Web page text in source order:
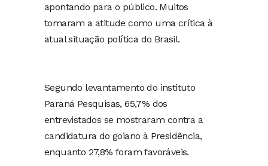
apontando para o público. Muitos
tomaram a atitude como uma crítica à
atual situação política do Brasil.
Segundo levantamento do instituto
Paraná Pesquisas, 65,7% dos
entrevistados se mostraram contra a
candidatura do goiano à Presidência,
enquanto 27,8% foram favoráveis.